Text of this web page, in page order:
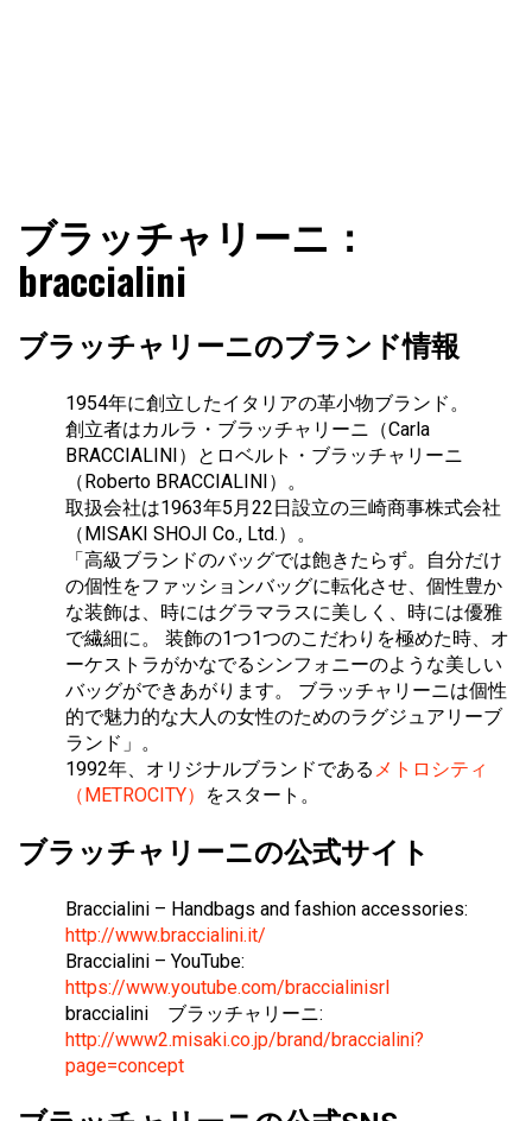
ファショコン通信
ッションとモードを分析するファッション情報サイトです
ブラッチャリーニ：
braccialini
ブラッチャリーニのブランド情報
1954年に創立したイタリアの革小物ブランド。
創立者はカルラ・ブラッチャリーニ（Carla
BRACCIALINI）とロベルト・ブラッチャリーニ
（Roberto BRACCIALINI）。
取扱会社は1963年5月22日設立の三崎商事株式会社
（MISAKI SHOJI Co., Ltd.）。
「高級ブランドのバッグでは飽きたらず。自分だけ
の個性をファッションバッグに転化させ、個性豊か
な装飾は、時にはグラマラスに美しく、時には優雅
で繊細に。 装飾の1つ1つのこだわりを極めた時、オ
ーケストラがかなでるシンフォニーのような美しい
バッグができあがります。 ブラッチャリーニは個性
的で魅力的な大人の女性のためのラグジュアリーブ
ランド」。
1992年、オリジナルブランドである メトロシティ
（METROCITY）
をスタート。
ブラッチャリーニの公式サイト
Braccialini – Handbags and fashion accessories:
http://www.braccialini.it/
Braccialini – YouTube:
https://www.youtube.com/braccialinisrl
braccialini ブラッチャリーニ:
http://www2.misaki.co.jp/brand/braccialini?
page=concept